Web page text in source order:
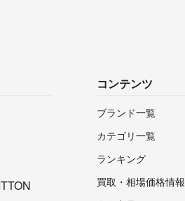
コンテンツ
ブランド一覧
カテゴリ一覧
ランキング
買取・相場価格情報